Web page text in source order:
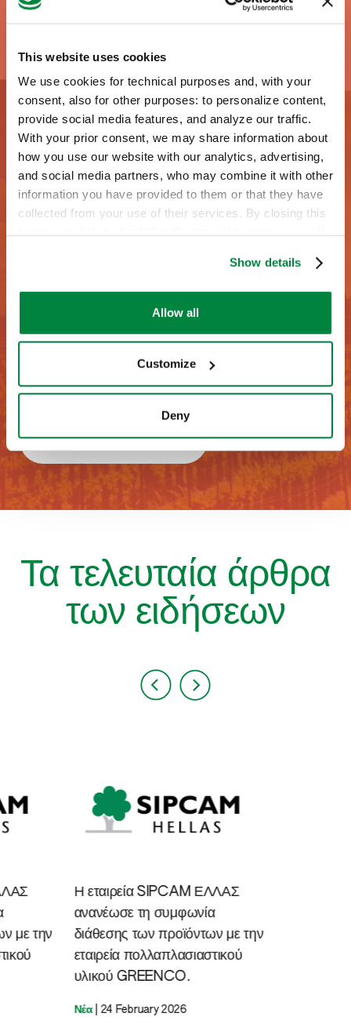
This website uses cookies
We use cookies for technical purposes and, with your
consent, also for other purposes: to personalize content,
provide social media features, and analyze our traffic.
With your prior consent, we may share information about
how you use our website with our analytics, advertising,
and social media partners, who may combine it with other
information you have provided to them or that they have
collected from your use of their services. By closing this
cookies or other strictly necessary tracking tools. For
more information, to manage your preferences, or to
exercise your rights under applicable privacy laws,
Show details
Allow all
Customize
Deny
Ερωτήσεις;
Επικοινωνήστε μαζί μας για να μάθετε περισσότερα
Επικοινωνήστε μαζί μας
Τα τελευταία άρθρα
των ειδήσεων
με την
Η εταιρεία SIPCAM ΕΛΛΑΣ
ανανέωσε τη συμφωνία
διάθεσης των προϊόντων με την
εταιρεία πολλαπλασιαστικού
υλικού GREENCO.
Νέα|24 February 2026